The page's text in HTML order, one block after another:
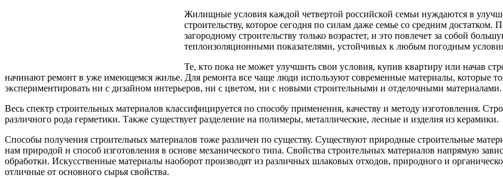
Жилищные условия каждой четвертой российской семьи нуждаются в
строительству, которое сегодня по силам даже семье со средним
загородному строительству только возрастет, и это повлечет за собой
теплоизоляционными показателями, устойчивых к любым погодным
Те, кто пока не может улучшить свои условия, купив квартиру или начав
начинают ремонт в уже имеющемся жилье. Для ремонта все чаще люди используют современные материалы, которые
экспериментировать ни с дизайном интерьеров, ни с цветом, ни с новыми строительными и отделочными материалами.
Весь спектр строительных материалов классифицируется по способу применения, качеству и методу изготовления.
различного рода герметики. Также существует разделение на полимеры, металлические, лесные и изделия из керамики.
Способы получения строительных материалов тоже различен по существу. Существуют природные строительные
нам природой и способ изготовления в основе механического типа. Свойства строительных материалов напрямую
обработки. Искусственные материалы наоборот производят из различных шлаковых отходов, природного и
отличные от основного сырья свойства.